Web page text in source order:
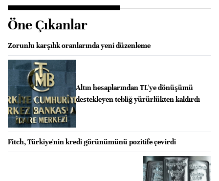
Öne Çıkanlar
Zorunlu karşılık oranlarında yeni düzenleme
Altın hesaplarından TL'ye dönüşümü
destekleyen tebliğ yürürlükten kaldırdı
Fitch, Türkiye'nin kredi görünümünü pozitife çevirdi